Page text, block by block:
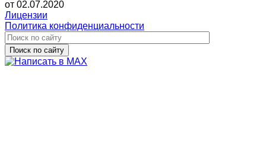
от 02.07.2020
Лицензии
Политика конфиденциальности
Поиск по сайту